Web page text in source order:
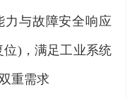
力与故障安全响应
)，满足工业系统
重需求